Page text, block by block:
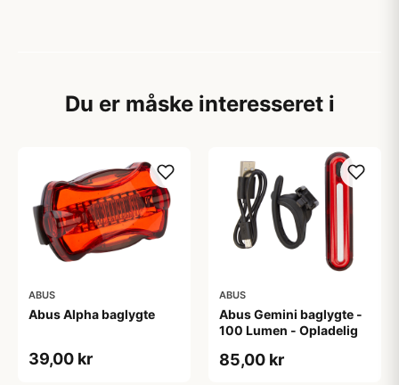
Du er måske interesseret i
ABUS
Abus Alpha baglygte
39,00 kr
ABUS
Abus Gemini baglygte -
100 Lumen - Opladelig
85,00 kr